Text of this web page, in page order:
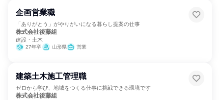
企画営業職
「ありがとう」がやりがいになる暮らし提案の仕事
株式会社後藤組
建設・土木
27年卒 山形県 営業
建築土木施工管理職
ゼロから学び、地域をつくる仕事に挑戦できる環境です
株式会社後藤組